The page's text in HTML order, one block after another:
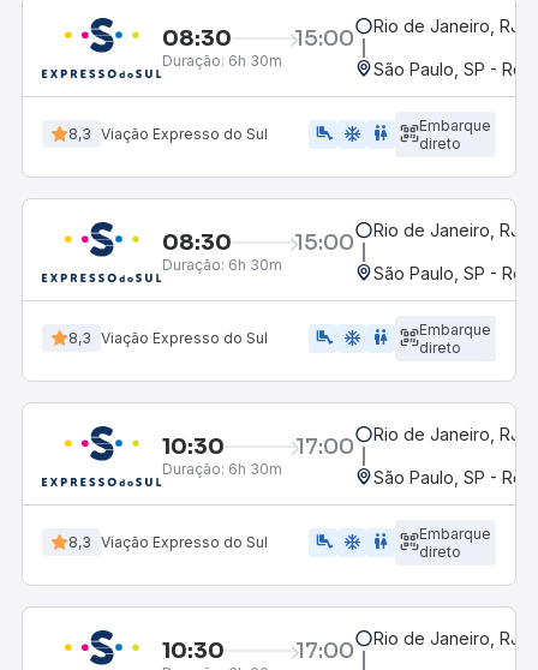
08:30 15:00
Duração: 6h 30m
Rio de Janeiro, RJ -
São Paulo, SP -
8,3 Viação Expresso do Sul airline_seat_legroom_extra ac_unit WC
Embarque
direto
08:30 15:00
Duração: 6h 30m
Rio de Janeiro, RJ -
São Paulo, SP -
8,3 Viação Expresso do Sul airline_seat_legroom_extra ac_unit wc
Embarque
direto
10:30 17:00
Duração: 6h 30m
Rio de Janeiro, RJ -
São Paulo, SP -
8,3 Viação Expresso do Sul airline_seat_legroom_extra ac_unit WC
Embarque
direto
10:30 17:00 Rio de Janeiro, RJ -